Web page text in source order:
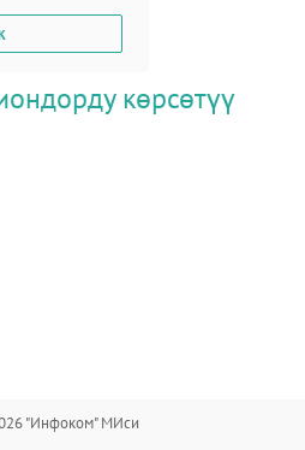
көрсөтүү
"Инфоком" МИси